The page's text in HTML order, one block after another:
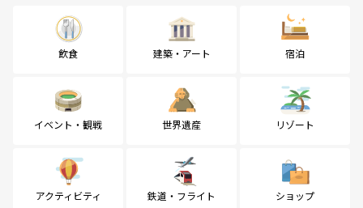
飲食 建築・アート 宿泊
イベント・観戦 世界遺産 リゾート
アクティビティ 鉄道・フライト ショップ